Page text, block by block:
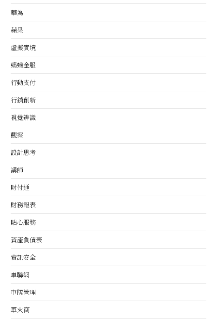
華為
蘋果
虛擬實境
螞蟻金服
行動支付
行銷創新
視覺辨識
觀察
設計思考
講師
財付通
財務報表
貼心服務
資產負債表
資訊安全
車聯網
車隊管理
軍火商